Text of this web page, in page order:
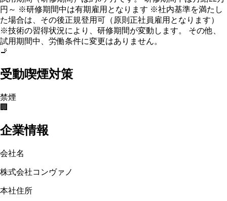
円～ ※研修期間中は有期雇用となります ※社内基準を満たし
た場合は、その後正規登用可（原則正社員雇用となります）
※技術の習得状況により、研修期間が変動します。 その他、
試用期間中、労働条件に変更はありません。
🚬
受動喫煙対策
禁煙
🏢
企業情報
会社名
株式会社コンヴァノ
本社住所